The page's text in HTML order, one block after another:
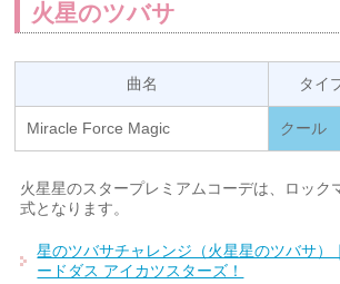
火星のツバサ
曲名 タイ
Miracle Force Magic クール
火星星のスタープレミアムコーデは、ロック
式となります。
星のツバサチャレンジ（火星星のツバサ）
ードダス アイカツスターズ！